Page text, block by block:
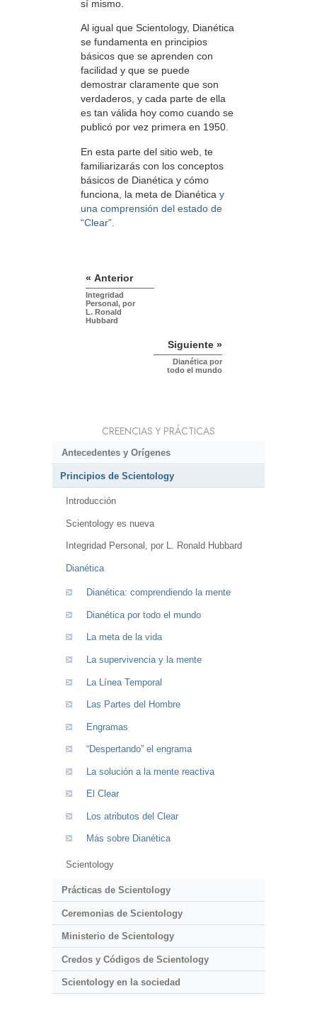
sí mismo.
Al igual que Scientology, Dianética
se fundamenta en principios
básicos que se aprenden con
facilidad y que se puede
demostrar claramente que son
verdaderos, y cada parte de ella
es tan válida hoy como cuando se
publicó por vez primera en 1950.
En esta parte del sitio web, te
familiarizarás con los conceptos
básicos de Dianética y cómo
funciona, la meta de Dianética y
una comprensión del estado de
“Clear”.
« Anterior
Integridad
Personal, por
L. Ronald
Hubbard
Siguiente »
Dianética por
todo el mundo
CREENCIAS Y PRÁCTICAS
Antecedentes y Orígenes
Principios de Scientology
Introducción
Scientology es nueva
Integridad Personal, por L. Ronald Hubbard
Dianética
Dianética: comprendiendo la mente
Dianética por todo el mundo
La meta de la vida
La supervivencia y la mente
La Línea Temporal
Las Partes del Hombre
Engramas
“Despertando” el engrama
La solución a la mente reactiva
El Clear
Los atributos del Clear
Más sobre Dianética
Scientology
Prácticas de Scientology
Ceremonias de Scientology
Ministerio de Scientology
Credos y Códigos de Scientology
Scientology en la sociedad